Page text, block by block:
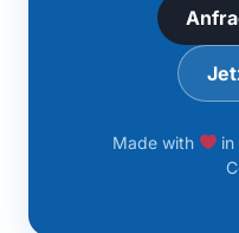
Made with
in